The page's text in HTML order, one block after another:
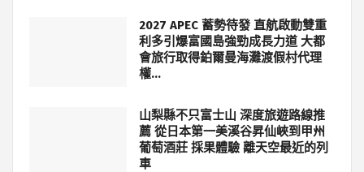
2027 APEC 蓄勢待發 直航啟動雙重
利多引爆富國島強勁成長力道 大都
會旅行取得鉑爾曼海灘渡假村代理
權…
山梨縣不只富士山 深度旅遊路線推
薦 從日本第一美溪谷昇仙峽到甲州
葡萄酒莊 採果體驗 離天空最近的列
車